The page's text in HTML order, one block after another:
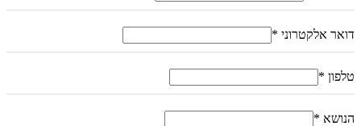
דואר אלקטרוני *
טלפון *
הנושא *